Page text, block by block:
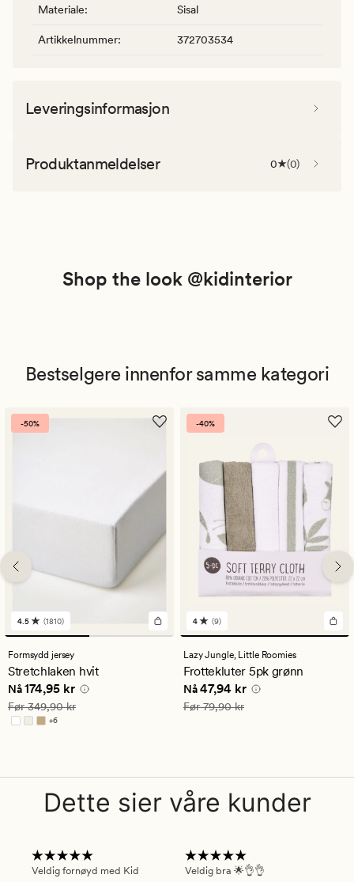
Materiale: Sisal
Artikkelnummer: 372703534
Leveringsinformasjon
Produktanmeldelser 0 (0)
Shop the look @kidinterior
Bestselgere innenfor samme kategori
-50%
1810
anmeldelser
med
en
gjennomsnittlig
vurdering
på
4.5
4.5 (1810)
Formsydd jersey
Stretchlaken hvit
Nåværende pris
Nå174,95 kr
Vanlig pris 349,90 kr
Før349,90 kr
+6
Tilgjengelig i flere farger
-40%
9
anmeldelser
med
en
gjennomsnittlig
vurdering
på
4
4 (9)
Lazy Jungle, Little Roomies
Frottekluter 5pk grønn
Nåværende pris
Nå47,94 kr
Vanlig pris 79,90 kr
Før79,90 kr
Dette sier våre kunder
Veldig fornøyd med Kid
Veldig bra 🌟👌👌